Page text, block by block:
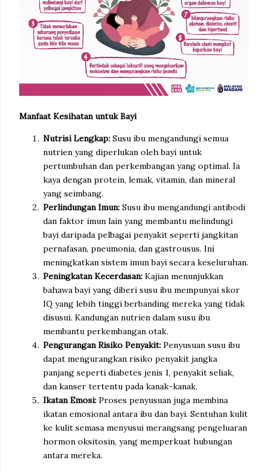
Manfaat Kesihatan untuk Bayi
Nutrisi Lengkap: Susu ibu mengandungi semua
nutrien yang diperlukan oleh bayi untuk
pertumbuhan dan perkembangan yang optimal. Ia
kaya dengan protein, lemak, vitamin, dan mineral
yang seimbang.
Perlindungan Imun: Susu ibu mengandungi antibodi
dan faktor imun lain yang membantu melindungi
bayi daripada pelbagai penyakit seperti jangkitan
pernafasan, pneumonia, dan gastrousus. Ini
meningkatkan sistem imun bayi secara keseluruhan.
Peningkatan Kecerdasan: Kajian menunjukkan
bahawa bayi yang diberi susu ibu mempunyai skor
IQ yang lebih tinggi berbanding mereka yang tidak
disusui. Kandungan nutrien dalam susu ibu
membantu perkembangan otak.
Pengurangan Risiko Penyakit: Penyusuan susu ibu
dapat mengurangkan risiko penyakit jangka
panjang seperti diabetes jenis 1, penyakit seliak,
dan kanser tertentu pada kanak-kanak.
Ikatan Emosi: Proses penyusuan juga membina
ikatan emosional antara ibu dan bayi. Sentuhan kulit
ke kulit semasa menyusui merangsang pengeluaran
hormon oksitosin, yang memperkuat hubungan
antara mereka.